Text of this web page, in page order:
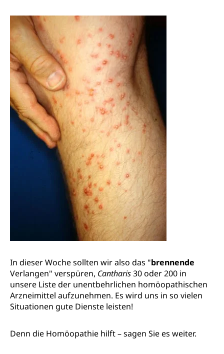
In dieser Woche sollten wir also das "brennende
Verlangen" verspüren, Cantharis30 oder 200 in
unsere Liste der unentbehrlichen homöopathischen
Arzneimittel aufzunehmen. Es wird uns in so vielen
Situationen gute Dienste leisten!
Denn die Homöopathie hilft – sagen Sie es weiter.